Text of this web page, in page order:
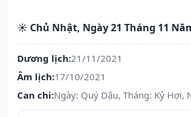
☀️ Chủ Nhật, Ngày 21 Tháng 11
Dương lịch:21/11/2021
Âm lịch:17/10/2021
Can chi:Ngày: Quý Dậu, Tháng: Kỷ Hợi,